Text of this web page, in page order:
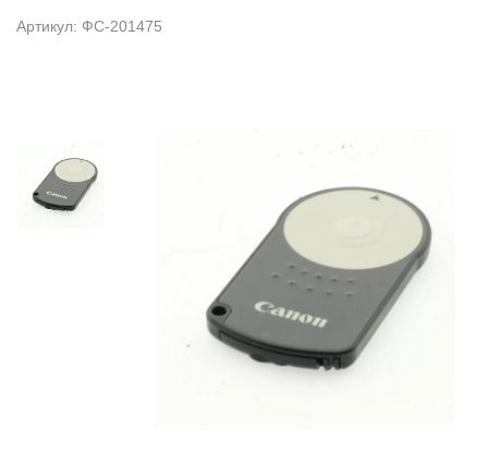
Артикул: ФС-201475